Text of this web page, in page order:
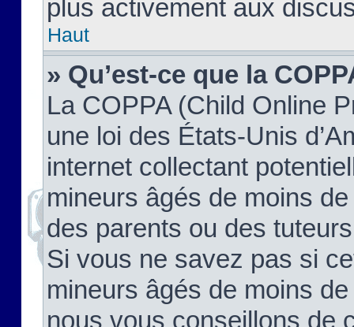
plus activement aux
Haut
» Qu’est-ce que la
La COPPA (Child Online
une loi des États-Unis
internet collectant
mineurs âgés de moins
des parents ou des
Si vous ne savez pas si
mineurs âgés de moins
nous vous conseillons de